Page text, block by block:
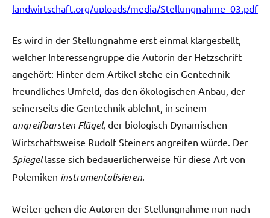
landwirtschaft.org/uploads/media/Stellungnahme_03.pdf
Es wird in der Stellungnahme erst einmal klargestellt,
welcher Interessengruppe die Autorin der Hetzschrift
angehört: Hinter dem Artikel stehe ein Gentechnik-
freundliches Umfeld, das den ökologischen Anbau, der
seinerseits die Gentechnik ablehnt, in seinem
angreifbarsten Flügel, der biologisch Dynamischen
Wirtschaftsweise Rudolf Steiners angreifen würde. Der
Spiegellasse sich bedauerlicherweise für diese Art von
Polemiken instrumentalisieren
Weiter gehen die Autoren der Stellungnahme nun nach